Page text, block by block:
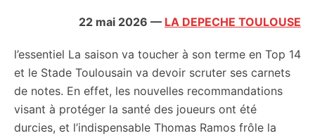
22 mai 2026 — LA DEPECHE TOULOUSE
l’essentiel La saison va toucher à son terme en Top 14
et le Stade Toulousain va devoir scruter ses carnets
de notes. En effet, les nouvelles recommandations
visant à protéger la santé des joueurs ont été
durcies, et l’indispensable Thomas Ramos frôle la